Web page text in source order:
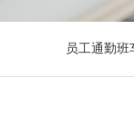
员工通勤班